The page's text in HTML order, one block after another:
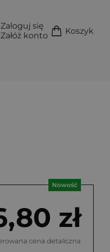
Zaloguj się
Załóż konto
Koszyk
Nowość
zł
cena detaliczna